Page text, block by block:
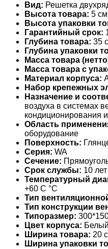
Вид: Решетка
Высота товара: 5 см
Высота упаковки
Гарантийный срок:
Глубина товара: 35
Глубина упаковки
Масса товара
Масса товара с
Материал корпуса:
Набор крепежных
Назначение и
воздуха в системах
кондиционирования
Область
оборудование
Поверхность:
Серия: WA
Сечение:
Срок службы: 10 лет
Температурный
+60 С °С
Тип
Тип конструкции
Типоразмер:
Цвет корпуса:
Ширина товара: 20
Ширина упаковки